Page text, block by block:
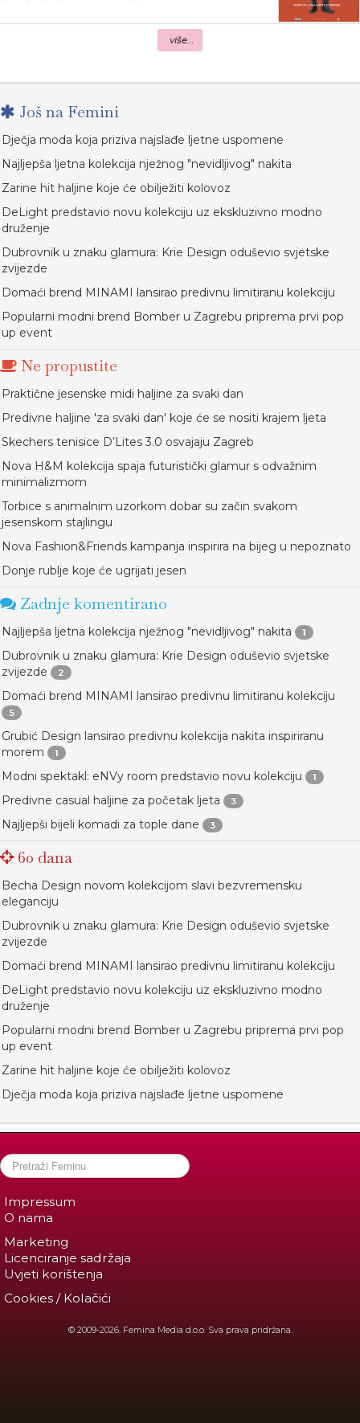
više...
Još na Femini
Dječja moda koja priziva najslađe ljetne uspomene
Najljepša ljetna kolekcija nježnog "nevidljivog" nakita
Zarine hit haljine koje će obilježiti kolovoz
DeLight predstavio novu kolekciju uz ekskluzivno modno
druženje
Dubrovnik u znaku glamura: Krie Design oduševio svjetske
zvijezde
Domaći brend MINAMI lansirao predivnu limitiranu kolekciju
Popularni modni brend Bomber u Zagrebu priprema prvi pop
up event
Ne propustite
Praktične jesenske midi haljine za svaki dan
Predivne haljine 'za svaki dan' koje će se nositi krajem ljeta
Skechers tenisice D’Lites 3.0 osvajaju Zagreb
Nova H&M kolekcija spaja futuristički glamur s odvažnim
minimalizmom
Torbice s animalnim uzorkom dobar su začin svakom
jesenskom stajlingu
Nova Fashion&Friends kampanja inspirira na bijeg u nepoznato
Donje rublje koje će ugrijati jesen
Zadnje komentirano
Najljepša ljetna kolekcija nježnog "nevidljivog" nakita 1
Dubrovnik u znaku glamura: Krie Design oduševio svjetske
zvijezde
2
Domaći brend MINAMI lansirao predivnu limitiranu kolekciju
5
Grubić Design lansirao predivnu kolekcija nakita inspiriranu
morem
1
Modni spektakl: eNVy room predstavio novu kolekciju 1
Predivne casual haljine za početak ljeta 3
Najljepši bijeli komadi za tople dane 3
60 dana
Becha Design novom kolekcijom slavi bezvremensku
eleganciju
Dubrovnik u znaku glamura: Krie Design oduševio svjetske
zvijezde
Domaći brend MINAMI lansirao predivnu limitiranu kolekciju
DeLight predstavio novu kolekciju uz ekskluzivno modno
druženje
Popularni modni brend Bomber u Zagrebu priprema prvi pop
up event
Zarine hit haljine koje će obilježiti kolovoz
Dječja moda koja priziva najslađe ljetne uspomene
Impressum
O nama
Marketing
Licenciranje sadržaja
Uvjeti korištenja
Cookies / Kolačići
© 2009-2026. Femina Media d.o.o. Sva prava pridržana.